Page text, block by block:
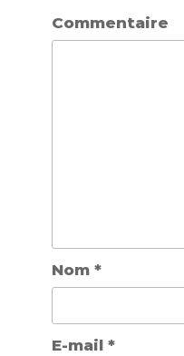
Commentaire
Nom *
E-mail *